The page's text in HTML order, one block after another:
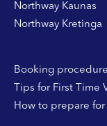
Northway Kaunas
Northway Kretinga
Booking procedure
Tips for First Time
How to prepare for